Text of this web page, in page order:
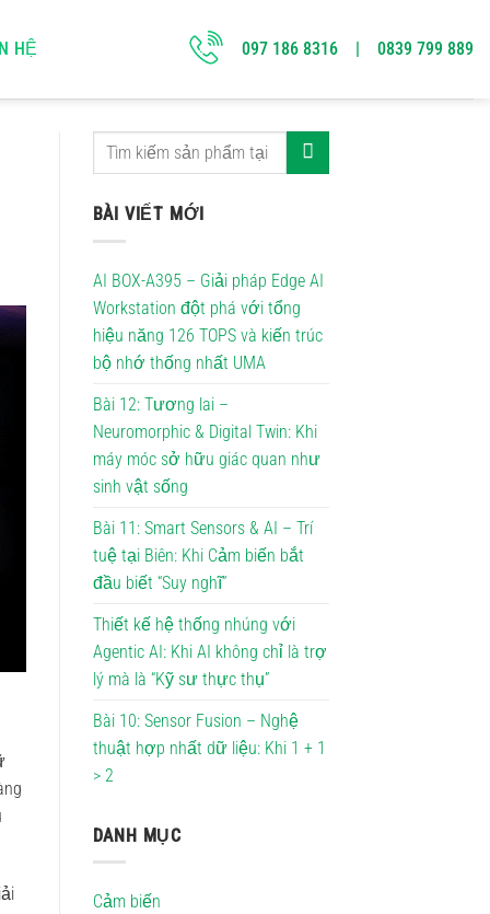
HỆ 097 186 8316 | 0839 799 889
BÀI VIẾT MỚI
AI BOX-A395 – Giải pháp Edge AI
Workstation đột phá với tổng
hiệu năng 126 TOPS và kiến trúc
bộ nhớ thống nhất UMA
Bài 12: Tương lai –
Neuromorphic & Digital Twin: Khi
máy móc sở hữu giác quan như
sinh vật sống
Bài 11: Smart Sensors & AI – Trí
tuệ tại Biên: Khi Cảm biến bắt
đầu biết “Suy nghĩ”
Thiết kế hệ thống nhúng với
Agentic AI: Khi AI không chỉ là trợ
lý mà là “Kỹ sư thực thụ”
Bài 10: Sensor Fusion – Nghệ
thuật hợp nhất dữ liệu: Khi 1 + 1
> 2
DANH MỤC
Cảm biến